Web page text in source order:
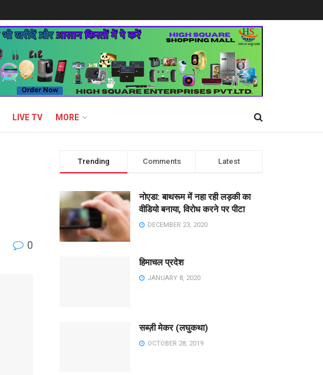
LIVE TV MORE
0
Trending Comments Latest
नोएडा: बाथरूम में नहा रही लड़की का
वीडियो बनाया, विरोध करने पर पीटा
DECEMBER 23, 2020
हिमाचल प्रदेश
JANUARY 8, 2020
सब्ज़ी मेकर (लघुकथा)
OCTOBER 28, 2019